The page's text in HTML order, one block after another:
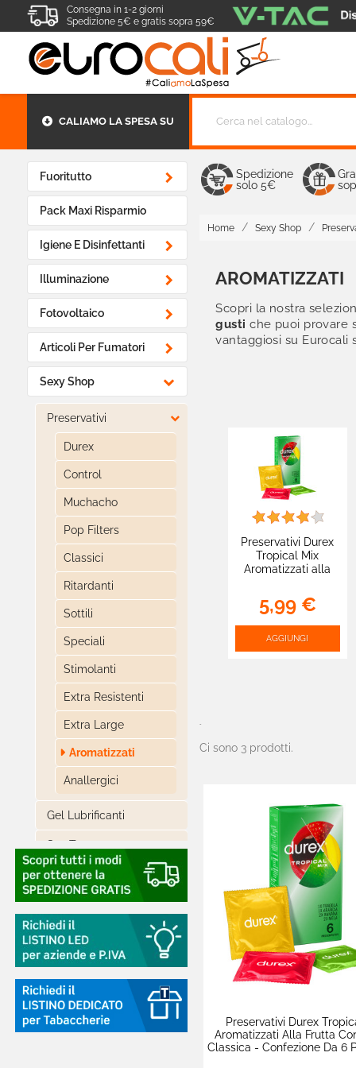
Consegna in 1-2 giorni
Spedizione 5€ e gratis sopra 59€
CALIAMO LA SPESA SU
Fuoritutto 
Pack Maxi Risparmio
Igiene E Disinfettanti 
Illuminazione 
Fotovoltaico 
Articoli Per Fumatori 
Sexy Shop 
Preservativi 
Durex
Control
Muchacho
Pop Filters
Classici
Ritardanti
Sottili
Speciali
Stimolanti
Extra Resistenti
Extra Large
Aromatizzati
Anallergici
Gel Lubrificanti
Sex Toys 
Materiale Elettrico 
Elettronica Di Consumo
Batterie E Caricabatterie
Cialde E Capsule Caffè
Alimentari Lunga
Conservazione

Spedizione
solo 5€
Home Sexy Shop
AROMATIZZATI
Scopri la nostra
gusti che puoi provare
vantaggiosi su Eurocali
Preservativi Durex
Tropical Mix
Aromatizzati alla
Classica -
Confezione da 6
Profilattici
5,99 €
AGGIUNGI
-
Ci sono 3 prodotti.
Preservativi Durex
Aromatizzati Alla Frutta
Classica - Confezione Da 6